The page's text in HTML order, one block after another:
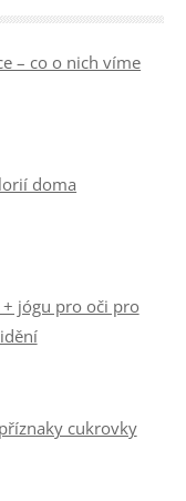
– co o nich víme
doma
jógu pro oči pro
cukrovky